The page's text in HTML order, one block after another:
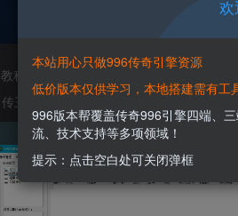
教程中心
工具中心
传三工具
欢
本站用心只做996传奇引擎资源
低价版本仅供学习，本地搭建需有工
996版本帮覆盖传奇996引擎四端、
流、技术支持等多项领域！
提示：点击空白处可关闭弹框